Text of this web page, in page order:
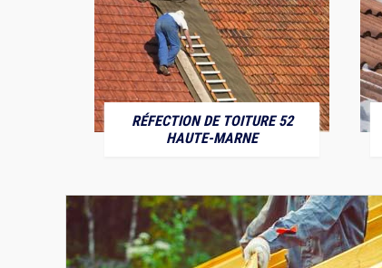
RÉFECTION DE TOITURE 52
HAUTE-MARNE